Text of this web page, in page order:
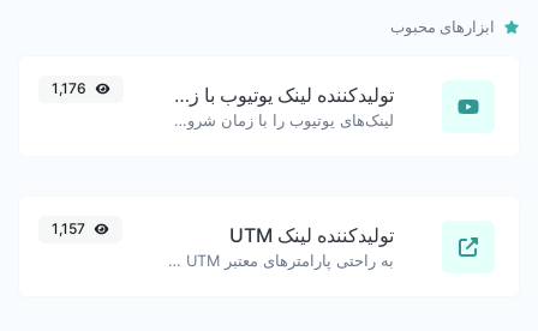
ابزارهای محبوب
تولیدکننده لینک یوتیوب با زمان‌بندی دقیق
لینک‌های یوتیوب را با زمان شروع دقیق تولید کنید، مفید برای کاربران موبایل.
تولیدکننده لینک UTM
به راحتی پارامترهای معتبر UTM را اضافه کرده و یک لینک قابل پیگیری UTM تولید کنید.